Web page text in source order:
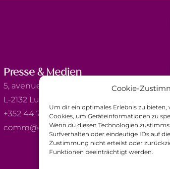
Cookie-
Um dir ein optimales Erlebnis zu
Cookies, um Geräteinformationen zu
Wenn du diesen Technologien
Surfverhalten oder eindeutige IDs auf
Zustimmung nicht erteilst oder
Funktionen beeinträchtigt werden.
Presse & Medien
5, avenue Marie-Thérèse
L-2132 Luxembourg
+352 44 743 340
comm@ewb.lu